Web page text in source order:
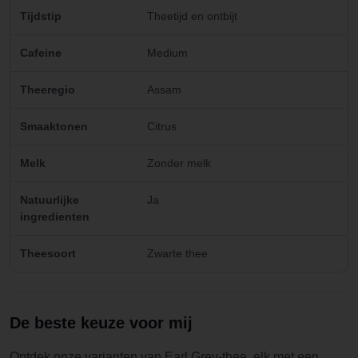
Tijdstip Theetijd en ontbijt
Cafeine Medium
Theeregio Assam
Smaaktonen Citrus
Melk Zonder melk
Natuurlijke
ingredienten
Ja
Theesoort Zwarte thee
De beste keuze voor mij